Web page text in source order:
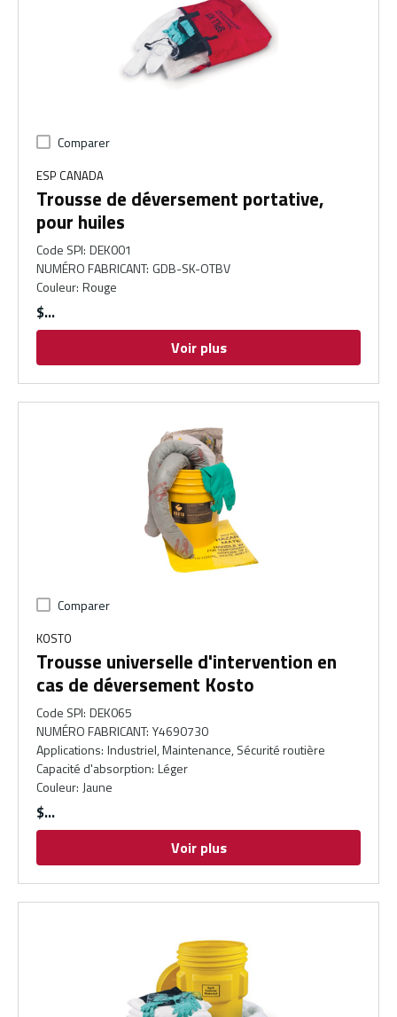
Comparer
ESP CANADA
Trousse de déversement portative,
pour huiles
Code SPI: DEK001
NUMÉRO FABRICANT: GDB-SK-OTBV
Couleur: Rouge
$
Voir plus
Comparer
KOSTO
Trousse universelle d'intervention en
cas de déversement Kosto
Code SPI: DEK065
NUMÉRO FABRICANT: Y4690730
Applications: Industriel, Maintenance, Sécurité routière
Capacité d'absorption: Léger
Couleur: Jaune
$
Voir plus